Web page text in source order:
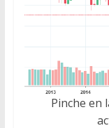
Pinche en